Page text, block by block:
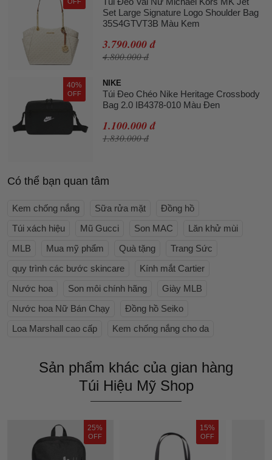
Set Large Signature Logo Shoulder Bag
35S4GTVT3B Màu Kem
3.790.000 đ
4.800.000 đ
40%
OFF
NIKE
Túi Đeo Chéo Nike Heritage Crossbody
Bag 2.0 IB4378-010 Màu Đen
1.100.000 đ
1.830.000 đ
Có thể bạn quan tâm
Kem chống nắng Sữa rửa mặt
Đồng hồ
Túi xách hiệu
Mũ Gucci Son MAC
Lăn khử mùi
MLB
Mua mỹ phẩm Quà tặng
Trang Sức
quy trình các bước skincare
Kính mắt Cartier
Nước hoa
Son môi chính hãng
Giày MLB
Nước hoa Nữ Bán Chạy
Đồng hồ Seiko
Loa Marshall cao cấp
Kem chống nắng cho da
Sản phẩm khác của gian hàng
Túi Hiệu Mỹ Shop
25%
OFF
15%
OFF